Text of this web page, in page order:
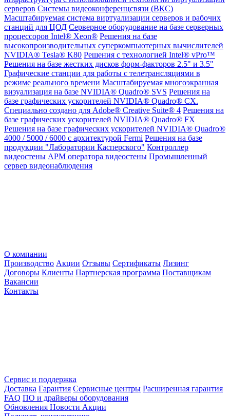
серверов Системы видеоконференцсвязи (ВКС)
Масштабируемая система виртуализации серверов и рабочих
станций для ЦОД Серверное оборудование на базе серверных
процессоров Intel® Xeon® Решения на базе
высокопроизводительных суперкомпьютерных вычислителей
NVIDIA® Tesla® K80 Решения с технологией Intel® vPro™
Решения на базе жестких дисков форм-факторов 2.5" и 3.5"
Графические станции для работы с телетрансляциями в
режиме реального времени Масштабируемая многоэкранная
визуализация на базе NVIDIA® Quadro® SVS Решения на
базе графических ускорителей NVIDIA® Quadro® CX.
Специально создано для Adobe® Creative Suite® 4 Решения на
базе графических ускорителей NVIDIA® Quadro® FX
Решения на базе графических ускорителей NVIDIA® Quadro®
4000 / 5000 / 6000 с архитектурой Fermi Решения на базе
продукции "Лаборатории Касперского" Контроллер
видеостены АРМ оператора видеостены Промышленный
сервер видеонаблюдения
О компании
Производство Акции Отзывы Сертификаты Лизинг
Договоры Клиенты Партнерская программа Поставщикам
Вакансии
Контакты
Сервис и поддержка
Доставка Гарантия Сервисные центры Расширенная гарантия
FAQ ПО и драйверы оборудования
Обновления Новости Акции